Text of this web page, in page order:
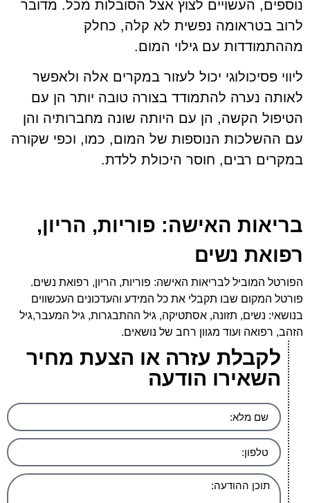
נוספים, העשויים לצוץ אצל הסובלות מכל. מדובר
לרוב בטראומה נפשית לא קלה, כחלק
מההתמודדות עם גילוי המום.
ליווי פסיכולוגי יכול לעזור במקרים אלה ולאפשר
לאותה נערה להתמודד בצורה טובה יותר הן עם
הטיפול הקשה, הן עם היותה שונה מחברותיה והן
עם ההשלכות הנוספות של המום, כמו, וכפי שקורה
במקרים רבים, חוסר היכולת ללדת.
בריאות האישה: פוריות, הריון,
רפואת נשים
הפורטל המוביל לבריאות האישה: פוריות, הריון, רפואת נשים.
פורטל המקום שבו תקבלי את כל המידע והעדכונים העכשווים
בנושאי: נשים, תזונה, אסתטיקה, גיל ההתבגרות, גיל המעבר,גיל
הזהב, רפואה ועוד מגוון רחב של נושאים.
לקבלת עזרה או הצעת מחיר
השאירו הודעה